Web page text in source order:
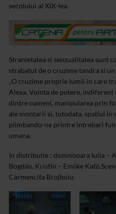
secolului al XIX-lea.
Stranietatea si senzualitatea sunt
strabatut de o cruzime tandra si
„O cruzime proprie lumii in care
Alexa. Vointa de putere,
dintre oameni, manipularea prin
ale montarii si, totodata, spatiul in
plimbandu-ne printre intrebari
umana.
In distributie : domnisoara Iulia –
Bogdán, Kristin – Emőke Kató.
Carmencita Brojboiu.